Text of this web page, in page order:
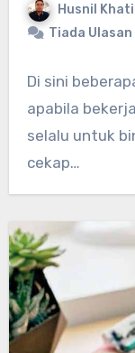
Husnil
Tiada Ulasan
Di sini
apabila
selalu untuk
cekap…